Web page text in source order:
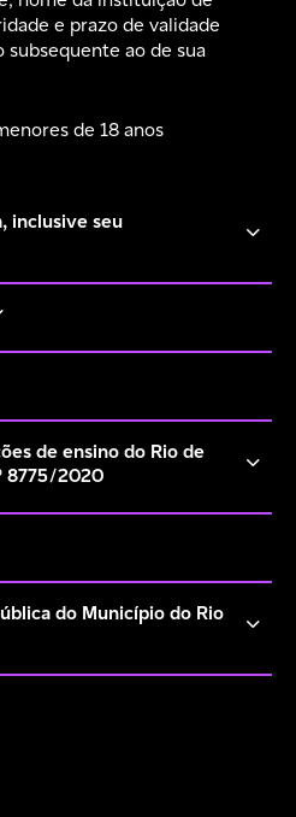
e prazo de validade
subsequente ao de sua
de 18 anos
inclusive seu
de ensino do Rio de
8775/2020
do Município do Rio